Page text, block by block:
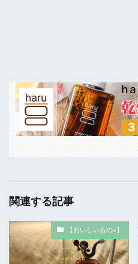
関連する記事
【おいしいもの♪】